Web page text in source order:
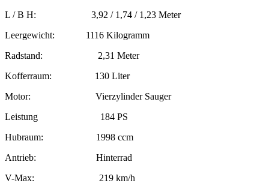
L / B H: 3,92 / 1,74 / 1,23 Meter
Leergewicht: 1116 Kilogramm
Radstand: 2,31 Meter
Kofferraum: 130 Liter
Motor: Vierzylinder Sauger
Leistung 184 PS
Hubraum: 1998 ccm
Antrieb: Hinterrad
V-Max: 219 km/h